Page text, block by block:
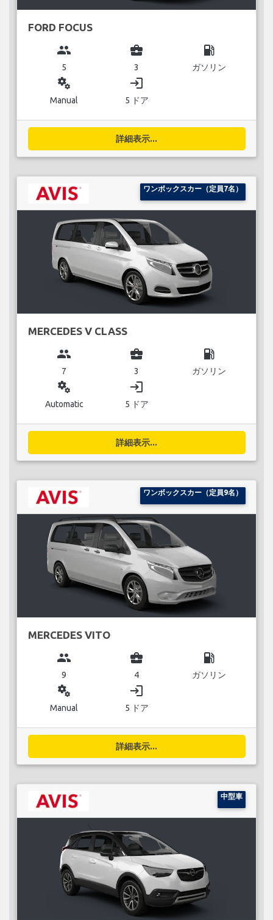
FORD FOCUS
group
5
business_center
3
local_gas_station
ガソリン
miscellaneous_services
Manual
login
5 ドア
詳細表示...
ワンボックスカー（定員7名）
MERCEDES V CLASS
group
7
business_center
3
local_gas_station
ガソリン
miscellaneous_services
Automatic
login
5 ドア
詳細表示...
ワンボックスカー（定員9名）
MERCEDES VITO
group
9
business_center
4
local_gas_station
ガソリン
miscellaneous_services
Manual
login
5 ドア
詳細表示...
中型車